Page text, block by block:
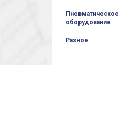
Пневматическое
оборудование
Разное